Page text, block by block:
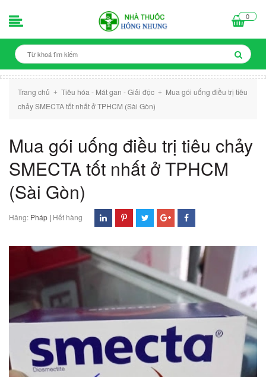
0
Trang chủ + Tiêu hóa - Mát gan - Giải độc +
Mua gói uống điều trị tiêu
chảy SMECTA tốt nhất ở TPHCM (Sài Gòn)
Mua gói uống điều trị tiêu chảy
SMECTA tốt nhất ở TPHCM
(Sài Gòn)
Hãng: Pháp | Hết hàng